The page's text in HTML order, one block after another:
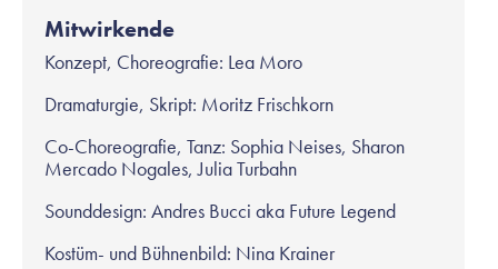
Mitwirkende
Konzept, Choreografie: Lea Moro
Dramaturgie, Skript: Moritz Frischkorn
Co-Choreografie, Tanz: Sophia Neises, Sharon
Mercado Nogales, Julia Turbahn
Sounddesign: Andres Bucci aka Future Legend
Kostüm- und Bühnenbild: Nina Krainer